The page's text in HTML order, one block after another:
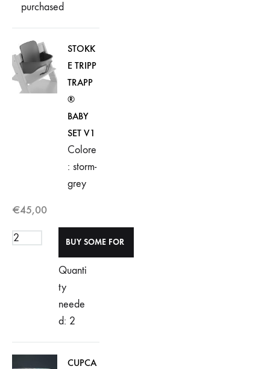
purchased
STOKK
E TRIPP
TRAPP
®
BABY
SET V1
Colore
: storm-
grey
€45,00
Quanti
ty
neede
d: 2
CUPCA